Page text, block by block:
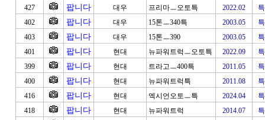
427
팝니다 대우 프리마ㅡ오토특 2022.02
402
팝니다 대우 15톤ㅡ340특 2003.05
403
팝니다 대우 15톤ㅡ390 2003.05
401
팝니다 현대 뉴파워트럭ㅡ오토특 2022.09
399
팝니다 현대 트라고ㅡ400특 2011.05
400
팝니다 현대 뉴파워트럭특 2011.08
416
팝니다 현대 엑시언오토ㅡ특 2024.04
418
팝니다 현대 뉴파워트럭 2014.07